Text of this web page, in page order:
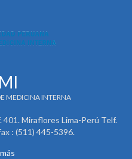
MEDICINA INTERNA
401. Miraflores Lima-Perú Telf.
: (511) 445-5396.